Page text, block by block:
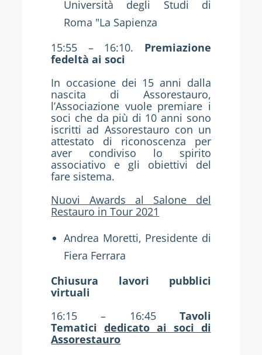
Università degli Studi di
Roma "La Sapienza
15:55 – 16:10. Premiazione
fedeltà ai soci
In occasione dei 15 anni dalla
nascita di Assorestauro,
l’Associazione vuole premiare i
soci che da più di 10 anni sono
iscritti ad Assorestauro con un
attestato di riconoscenza per
aver condiviso lo spirito
associativo e gli obiettivi del
fare sistema.
Nuovi Awards al Salone del
Restauro in Tour 2021
Andrea Moretti, Presidente di
Fiera Ferrara
Chiusura lavori pubblici
virtuali
16:15 – 16:45 Tavoli
Tematicidedicato ai soci di
Assorestauro